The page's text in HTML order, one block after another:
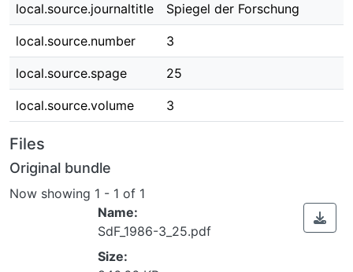
local.source.journaltitle Spiegel der Forschung
local.source.number 3
local.source.spage 25
local.source.volume 3
Files
Original bundle
Now showing 1 - 1 of 1
Name:
SdF_1986-3_25.pdf
Size: